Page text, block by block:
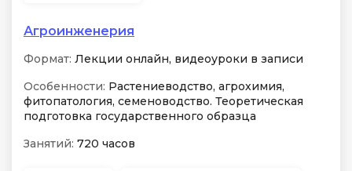
Агроинженерия
Формат: Лекции онлайн, видеоуроки в записи
Особенности: Растениеводство, агрохимия,
фитопатология, семеноводство. Теоретическая
подготовка государственного образца
Занятий: 720 часов